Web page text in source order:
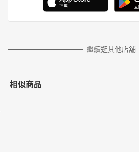
繼續逛其他店舖
相似商品